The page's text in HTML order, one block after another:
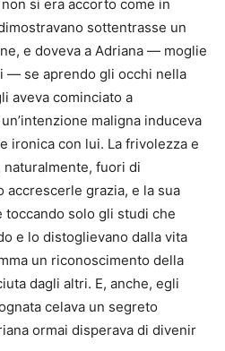
si era accorto come in
sottentrasse un
e doveva a Adriana — moglie
— se aprendo gli occhi nella
aveva cominciato a
maligna induceva
ironica con lui. La frivolezza e
naturalmente, fuori di
accrescerle grazia, e la sua
toccando solo gli studi che
e lo distoglievano dalla vita
un riconoscimento della
dagli altri. E, anche, egli
celava un segreto
ormai disperava di divenir